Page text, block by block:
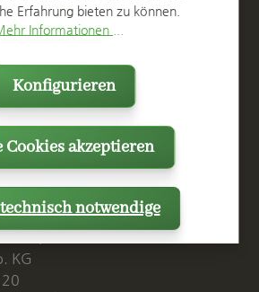
Uhr
Fabrik
KG
Erfahrung bieten zu können.
Informationen ...
notwendige
Konfigurieren
Cookies akzeptieren